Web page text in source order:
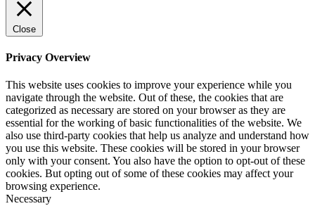
Close
Privacy Overview
This website uses cookies to improve your experience while you
navigate through the website. Out of these, the cookies that are
categorized as necessary are stored on your browser as they are
essential for the working of basic functionalities of the website. We
also use third-party cookies that help us analyze and understand how
you use this website. These cookies will be stored in your browser
only with your consent. You also have the option to opt-out of these
cookies. But opting out of some of these cookies may affect your
browsing experience.
Necessary